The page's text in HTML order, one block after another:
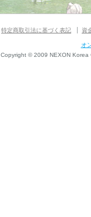
特定商取引法に基づく表記 資
オ
Copyright © 2009 NEXON Korea